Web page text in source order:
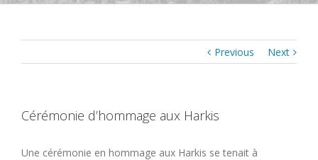
Previous Next
Cérémonie d’hommage aux Harkis
Une cérémonie en hommage aux Harkis se tenait à